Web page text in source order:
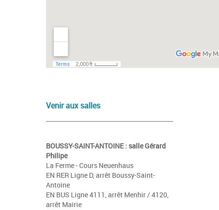
Venir aux salles
BOUSSY-SAINT-ANTOINE : salle Gérard
Philipe
La Ferme - Cours Neuenhaus
EN RER Ligne D, arrêt Boussy-Saint-
Antoine
EN BUS Ligne 4111, arrêt Menhir / 4120,
arrêt Mairie